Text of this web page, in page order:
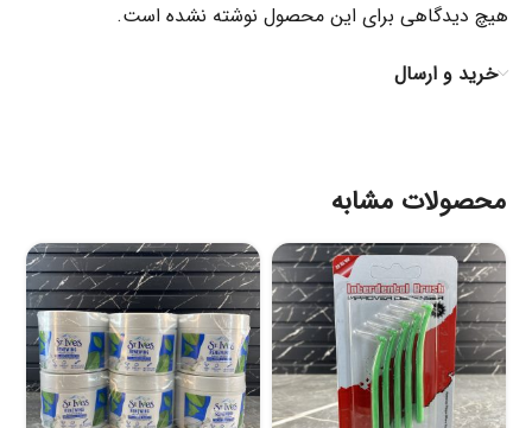
هیچ دیدگاهی برای این محصول نوشته نشده است.
خرید و ارسال
محصولات مشابه